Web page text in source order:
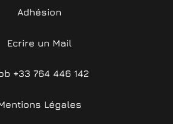
Adhésion
Ecrire un Mail
+33 764 446 142
Légales